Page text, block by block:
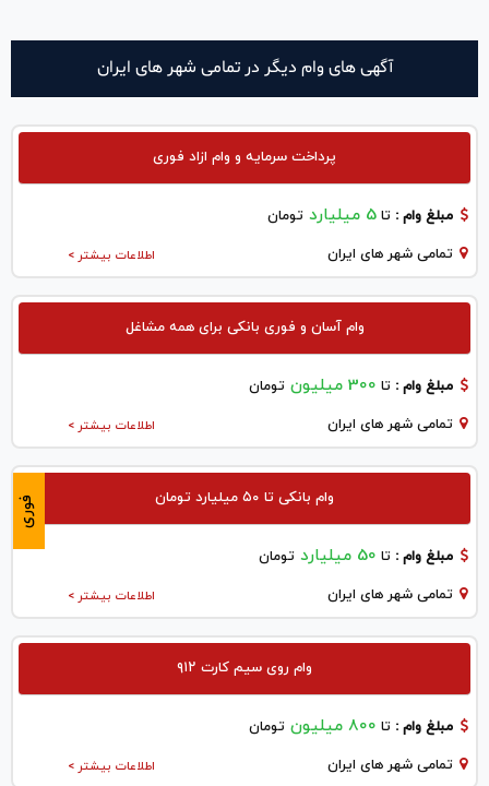
آگهی های وام دیگر در تمامی شهر های ایران
پرداخت سرمایه و وام ازاد فوری
مبلغ وام : تا 5 میلیارد تومان
اطلاعات بیشتر > تمامی شهر های ایران
وام آسان و فوری بانکی برای همه مشاغل
مبلغ وام : تا 300 میلیون تومان
اطلاعات بیشتر > تمامی شهر های ایران
فوری وام بانکی تا ۵۰ میلیارد تومان
مبلغ وام : تا 50 میلیارد تومان
اطلاعات بیشتر > تمامی شهر های ایران
وام روی سیم کارت ۹۱۲
مبلغ وام : تا 800 میلیون تومان
اطلاعات بیشتر > تمامی شهر های ایران